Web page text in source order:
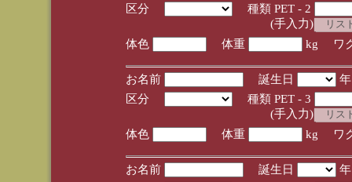
区分
種類 PET - 2
(手入力)
体色
体重 kg ワ
お名前 誕生日
区分
種類 PET - 3
(手入力)
体色
体重 kg ワ
お名前 誕生日